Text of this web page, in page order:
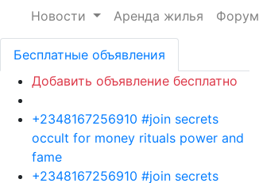
Новости
Аренда жилья Форум
Бесплатные объявления
Добавить объявление бесплатно
+2348167256910 #join secrets
occult for money rituals power and
fame
+2348167256910 #join secrets